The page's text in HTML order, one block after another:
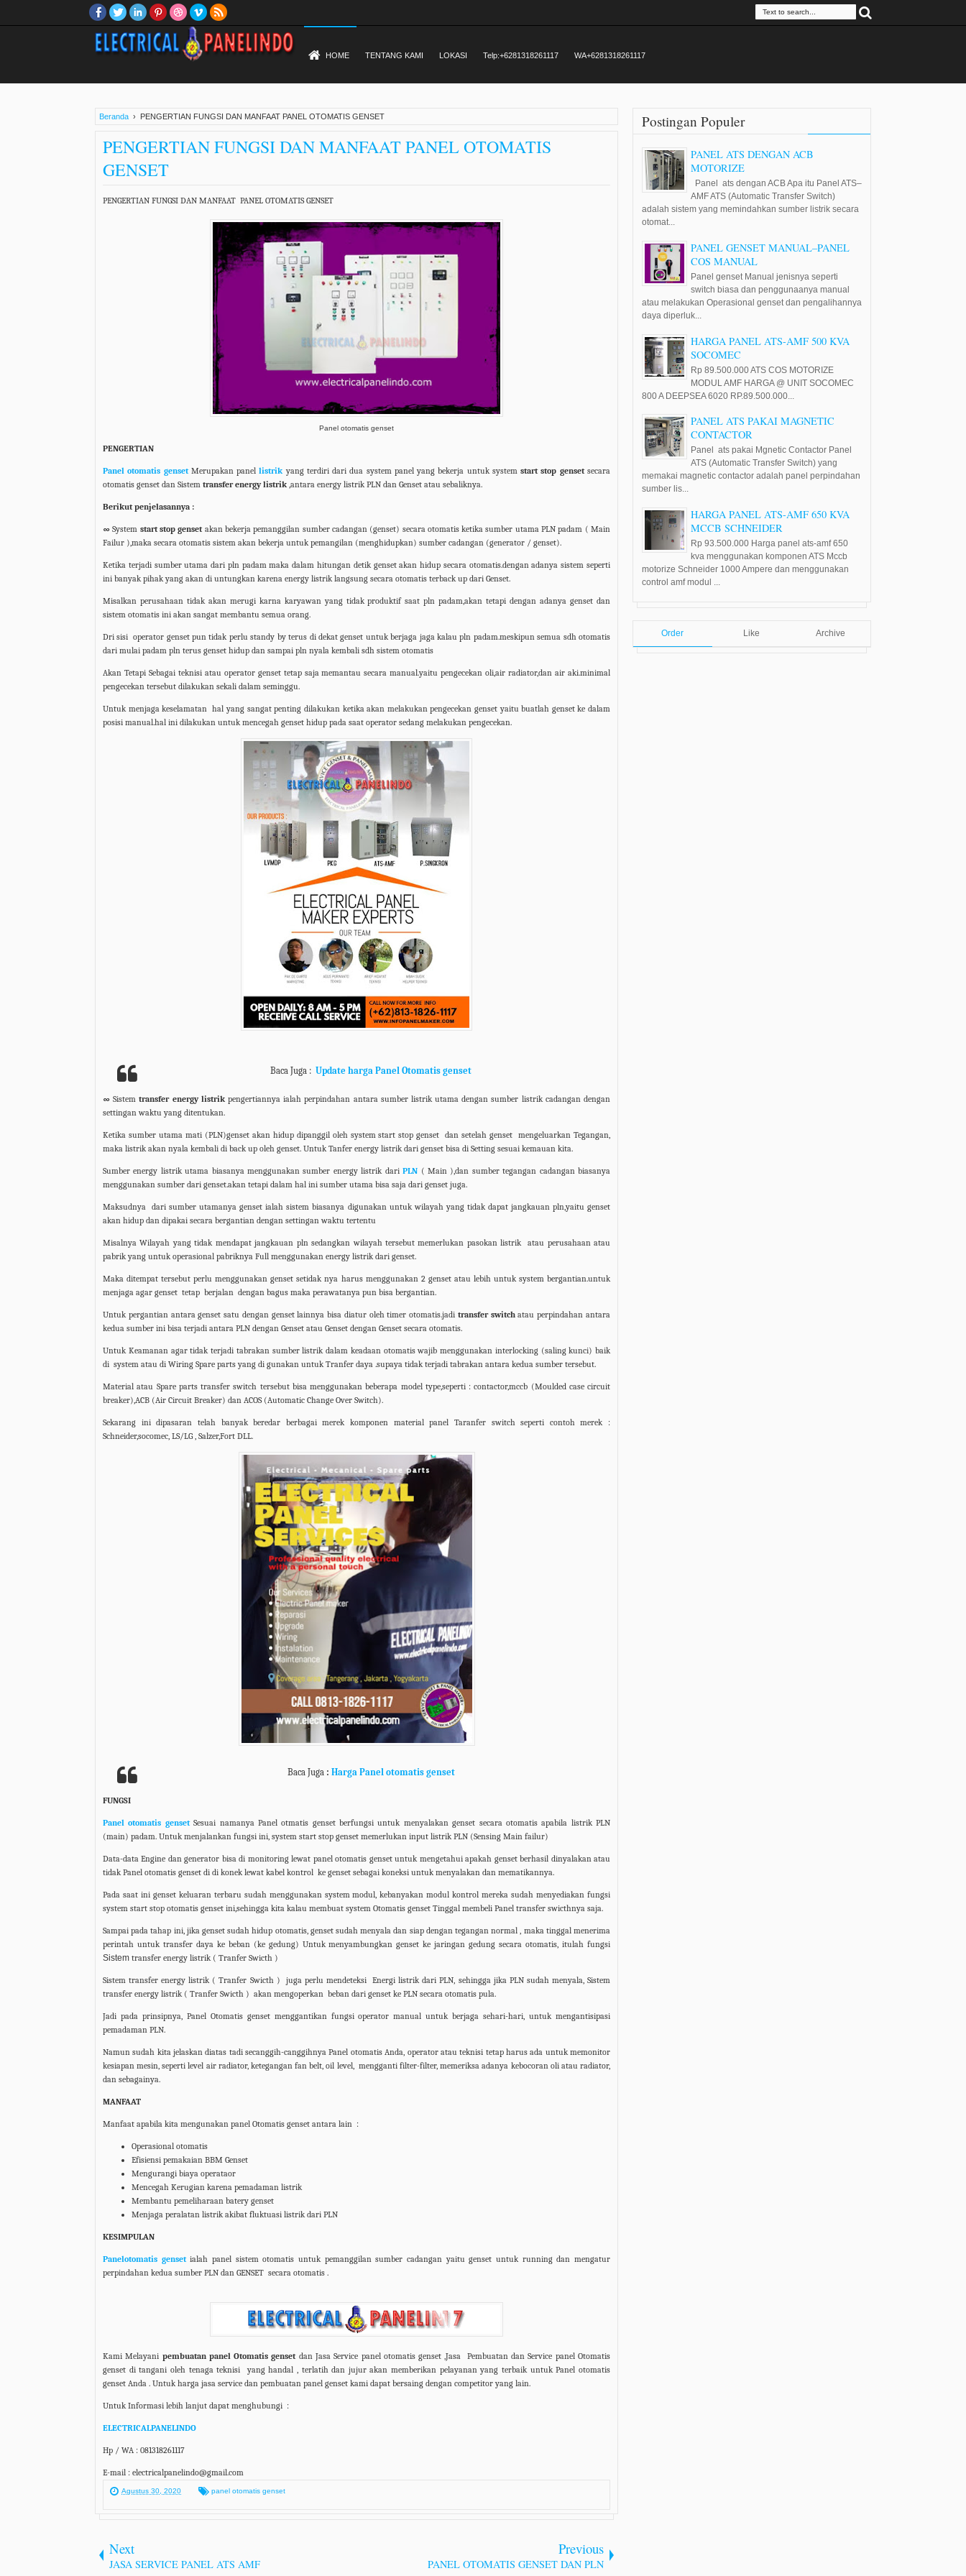
HOME TENTANG KAMI LOKASI Telp:+6281318261117 WA+6281318261117
Beranda › PENGERTIAN FUNGSI DAN MANFAAT PANEL OTOMATIS GENSET
PENGERTIAN FUNGSI DAN MANFAAT PANEL OTOMATIS
GENSET
PENGERTIAN FUNGSI DAN MANFAAT PANEL OTOMATIS GENSET
Panel otomatis genset
PENGERTIAN
Panel otomatis genset Merupakan panellistrik yang terdiri dari dua system panel yang bekerja untuk systemstart stop gensetsecara
otomatis genset dan Sistem transfer energy listrik ,antara energy listrik PLN dan Genset atau sebaliknya.
Berikut penjelasannya :
∞System start stop gensetakan bekerja pemanggilan sumber cadangan (genset) secara otomatis ketika sumber utama PLN padam ( Main
Failur ),maka secara otomatis sistem akan bekerja untuk pemangilan (menghidupkan) sumber cadangan (generator / genset).
Ketika terjadi sumber utama dari pln padam maka dalam hitungan detik genset akan hidup secara otomatis.dengan adanya sistem seperti
ini banyak pihak yang akan di untungkan karena energy listrik langsung secara otomatis terback up dari Genset.
Misalkan perusahaan tidak akan merugi karna karyawan yang tidak produktif saat pln padam,akan tetapi dengan adanya genset dan
sistem otomatis ini akan sangat membantu semua orang.
Dri sisi operator genset pun tidak perlu standy by terus di dekat genset untuk berjaga jaga kalau pln padam.meskipun semua sdh otomatis
dari mulai padam pln terus genset hidup dan sampai pln nyala kembali sdh sistem otomatis
Akan Tetapi Sebagai teknisi atau operator genset tetap saja memantau secara manual.yaitu pengecekan oli,air radiator,dan air aki.minimal
pengecekan tersebut dilakukan sekali dalam seminggu.
Untuk menjaga keselamatan hal yang sangat penting dilakukan ketika akan melakukan pengecekan genset yaitu buatlah genset ke dalam
posisi manual.hal ini dilakukan untuk mencegah genset hidup pada saat operator sedang melakukan pengecekan.
Baca Juga : Update harga Panel Otomatis genset
∞ Sistemtransfer energy listrikpengertiannya ialah perpindahan antara sumber listrik utama dengan sumber listrik cadangan dengan
settingan waktu yang ditentukan.
Ketika sumber utama mati (PLN)genset akan hidup dipanggil oleh system start stop genset dan setelah genset mengeluarkan Tegangan,
maka listrik akan nyala kembali di back up oleh genset. Untuk Tanfer energy listrik dari genset bisa di Setting sesuai kemauan kita.
Sumber energy listrik utama biasanya menggunakan sumber energy listrik dariPLN ( Main ),dan sumber tegangan cadangan biasanya
menggunakan sumber dari genset.akan tetapi dalam hal ini sumber utama bisa saja dari genset juga.
Maksudnya dari sumber utamanya genset ialah sistem biasanya digunakan untuk wilayah yang tidak dapat jangkauan pln,yaitu genset
akan hidup dan dipakai secara bergantian dengan settingan waktu tertentu
Misalnya Wilayah yang tidak mendapat jangkauan pln sedangkan wilayah tersebut memerlukan pasokan listrik atau perusahaan atau
pabrik yang untuk operasional pabriknya Full menggunakan energy listrik dari genset.
Maka ditempat tersebut perlu menggunakan genset setidak nya harus menggunakan 2 genset atau lebih untuk system bergantian.untuk
menjaga agar genset tetap berjalan dengan bagus maka perawatanya pun bisa bergantian.
Untuk pergantian antara genset satu dengan genset lainnya bisa diatur oleh timer otomatis.jadi transfer switchatau perpindahan antara
kedua sumber ini bisa terjadi antara PLN dengan Genset atau Genset dengan Genset secara otomatis.
Untuk Keamanan agar tidak terjadi tabrakan sumber listrik dalam keadaan otomatis wajib menggunakan interlocking (saling kunci) baik
di system atau di Wiring Spare parts yang di gunakan untuk Tranfer daya .supaya tidak terjadi tabrakan antara kedua sumber tersebut.
Material atau Spare parts transfer switch tersebut bisa menggunakan beberapa model type,seperti : contactor,mccb (Moulded case circuit
breaker),ACB (Air Circuit Breaker) dan ACOS (Automatic Change Over Switch).
Sekarang ini dipasaran telah banyak beredar berbagai merek komponen material panel Taranfer switch seperti contoh merek :
Schneider,socomec, LS/LG , Salzer,Fort DLL.
Baca Juga : Harga Panel otomatis genset
FUNGSI
Panel otomatis gensetSesuai namanya Panel otmatis genset berfungsi untuk menyalakan genset secara otomatis apabila listrik PLN
(main) padam. Untuk menjalankan fungsi ini, system start stop genset memerlukan input listrik PLN (Sensing Main failur)
Data-data Engine dan generator bisa di monitoring lewat panel otomatis genset untuk mengetahui apakah genset berhasil dinyalakan atau
tidak Panel otomatis genset di di konek lewat kabel kontrol ke genset sebagai koneksi untuk menyalakan dan mematikannya.
Pada saat ini genset keluaran terbaru sudah menggunakan system modul, kebanyakan modul kontrol mereka sudah menyediakan fungsi
system start stop otomatis genset ini,sehingga kita kalau membuat system Otomatis genset Tinggal membeli Panel transfer swicthnya saja.
Sampai pada tahap ini, jika genset sudah hidup otomatis, genset sudah menyala dan siap dengan tegangan normal , maka tinggal menerima
perintah untuk transfer daya ke beban (ke gedung) Untuk menyambungkan genset ke jaringan gedung secara otomatis, itulah fungsi
Sistem transfer energy listrik ( Tranfer Swicth )
Sistem transfer energy listrik ( Tranfer Swicth ) juga perlu mendeteksi Energi listrik dari PLN, sehingga jika PLN sudah menyala, Sistem
transfer energy listrik ( Tranfer Swicth ) akan mengoperkan beban dari genset ke PLN secara otomatis pula.
Jadi pada prinsipnya, Panel Otomatis genset menggantikan fungsi operator manual untuk berjaga sehari-hari, untuk mengantisipasi
pemadaman PLN.
Namun sudah kita jelaskan diatas tadi secanggih-canggihnya Panel otomatis Anda, operator atau teknisi tetap harus ada untuk memonitor
kesiapan mesin, seperti level air radiator, ketegangan fan belt, oil level, mengganti filter-filter, memeriksa adanya kebocoran oli atau radiator,
dan sebagainya.
MANFAAT
Manfaat apabila kita mengunakan panel Otomatis genset antara lain :
Operasional otomatis
Efisiensi pemakaian BBM Genset
Mengurangi biaya operataor
Mencegah Kerugian karena pemadaman listrik
Membantu pemeliharaan batery genset
Menjaga peralatan listrik akibat fluktuasi listrik dari PLN
KESIMPULAN
Panelotomatis gensetialah panel sistem otomatis untuk pemanggilan sumber cadangan yaitu genset untuk running dan mengatur
perpindahan kedua sumber PLN dan GENSET secara otomatis .
Kami Melayani pembuatan panel Otomatis gensetdan Jasa Service panel otomatis genset ,Jasa
Pembuatan dan Service panel Otomatis
genset di tangani oleh tenaga teknisi
yang handal , terlatih dan jujur akan memberikan pelayanan yang terbaik untuk Panel otomatis
genset Anda . Untuk harga jasa service dan pembuatan panel genset kami dapat bersaing dengan competitor yang lain.
Untuk Informasi lebih lanjut dapat menghubungi :
ELECTRICALPANELINDO
Hp / WA : 081318261117
E-mail : electricalpanelindo@gmail.com
Agustus 30, 2020 panel otomatis genset
Next
JASA SERVICE PANEL ATS AMF
Previous
PANEL OTOMATIS GENSET DAN PLN
Postingan Populer
PANEL ATS DENGAN ACB
MOTORIZE
Panel ats dengan ACB Apa itu Panel ATS–
AMF ATS (Automatic Transfer Switch)
adalah sistem yang memindahkan sumber listrik secara
otomat...
PANEL GENSET MANUAL–PANEL
COS MANUAL
Panel genset Manual jenisnya seperti
switch biasa dan penggunaanya manual
atau melakukan Operasional genset dan pengalihannya
daya diperluk...
HARGA PANEL ATS-AMF 500 KVA
SOCOMEC
Rp 89.500.000 ATS COS MOTORIZE
MODUL AMF HARGA @ UNIT SOCOMEC
800 A DEEPSEA 6020 RP.89.500.000...
PANEL ATS PAKAI MAGNETIC
CONTACTOR
Panel ats pakai Mgnetic Contactor Panel
ATS (Automatic Transfer Switch) yang
memakai magnetic contactor adalah panel perpindahan
sumber lis...
HARGA PANEL ATS-AMF 650 KVA
MCCB SCHNEIDER
Rp 93.500.000 Harga panel ats-amf 650
kva menggunakan komponen ATS Mccb
motorize Schneider 1000 Ampere dan menggunakan
control amf modul ...
Order Like Archive